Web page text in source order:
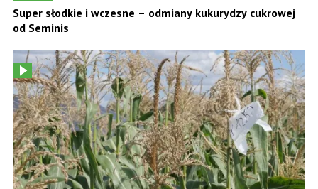
Super słodkie i wczesne – odmiany kukurydzy cukrowej
od Seminis